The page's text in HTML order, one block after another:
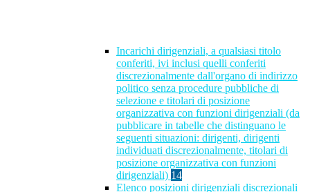
Incarichi dirigenziali, a qualsiasi titolo
conferiti, ivi inclusi quelli conferiti
discrezionalmente dall'organo di indirizzo
politico senza procedure pubbliche di
selezione e titolari di posizione
organizzativa con funzioni dirigenziali (da
pubblicare in tabelle che distinguano le
seguenti situazioni: dirigenti, dirigenti
individuati discrezionalmente, titolari di
posizione organizzativa con funzioni
dirigenziali) 14
Elenco posizioni dirigenziali discrezionali